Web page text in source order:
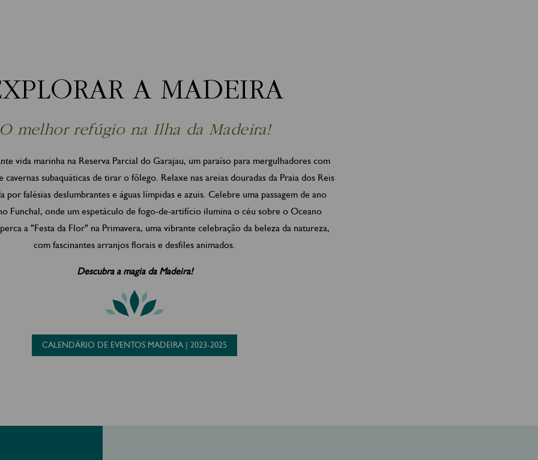
A MADEIRA
O melhor refúgio na Ilha da Madeira!
vida marinha na Reserva Parcial do Garajau, um paraíso para mergulhadores com
cavernas subaquáticas de tirar o fôlego. Relaxe nas areias douradas da Praia dos Reis
por falésias deslumbrantes e águas límpidas e azuis. Celebre uma passagem de ano
Funchal, onde um espetáculo de fogo-de-artifício ilumina o céu sobre o Oceano
a "Festa da Flor" na Primavera, uma vibrante celebração da beleza da natureza,
com fascinantes arranjos florais e desfiles animados.
Descubra a magia da Madeira!
CALENDÁRIO DE EVENTOS MADEIRA | 2023-2025